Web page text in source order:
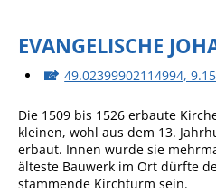
EVANGELISCHE
49.02399902114994,
Die 1509 bis 1526 erbaute
kleinen, wohl aus dem 13.
erbaut. Innen wurde sie
älteste Bauwerk im Ort dürfte
stammende Kirchturm sein.